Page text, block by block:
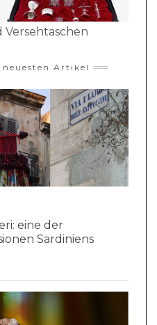
Versehtaschen
neuesten Artikel
eine der
Sardiniens